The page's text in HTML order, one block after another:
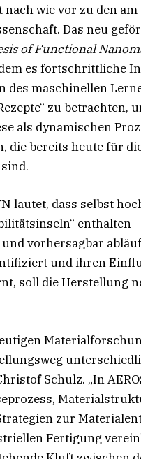
wie vor zu den
Das neu
of Functional
es fortschrittliche
des maschinellen
zu betrachten,
als dynamischen
die bereits heute für
lautet, dass selbst
enthalten
vorhersagbar
und ihren
soll die Herstellung
Schulz. „In
zur
Fertigung